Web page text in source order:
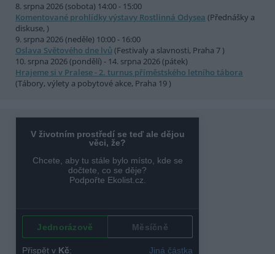
8. srpna 2026 (sobota) 14:00 - 15:00
Komentované prohlídky výstavy Rostlinná Odysea (Přednášky a
diskuse, )
9. srpna 2026 (neděle) 10:00 - 16:00
Oslava Světového dne lvů (Festivaly a slavnosti, Praha 7 )
10. srpna 2026 (pondělí) - 14. srpna 2026 (pátek)
Hrajeme si v Pralese - 2. turnus příměstského letního tábora
(Tábory, výlety a pobytové akce, Praha 19 )